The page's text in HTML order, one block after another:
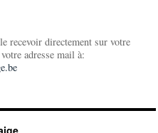
recevoir directement sur votre
adresse mail à: